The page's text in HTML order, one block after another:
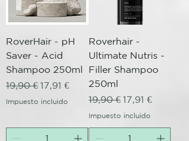
RoverHair - pH
Saver - Acid
Shampoo 250ml
Precio
19,90 € Precio de oferta
17,91 €
Impuesto incluido
Roverhair -
Ultimate Nutris -
Filler Shampoo
250ml
Precio
19,90 € Precio de
17,91 €
Impuesto incluido